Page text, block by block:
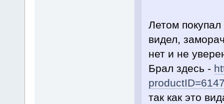
Летом
видел,
нет и не
Брал здесь -
так как это